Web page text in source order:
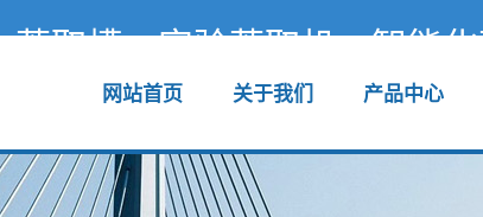
取槽，实验萃取机，智能
网站首页 关于我们 产品中心